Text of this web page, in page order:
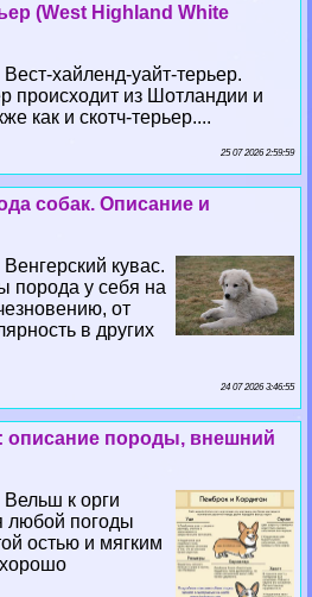
(West Highland White
хайленд-уайт-терьер.
происходит из Шотландии и
как и скотч-терьер....
25 07 2026 2:59:59
собак. Описание и
кувас.
порода у себя на
от
в других
24 07 2026 3:46:55
описание породы, внешний
к opги
любой погоды
остью и мягким